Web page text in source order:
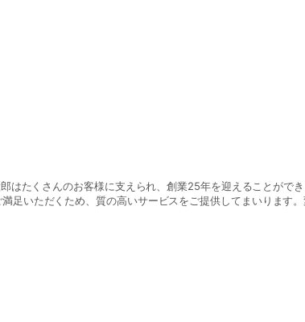
足いただくため、質の高いサービスをご提供してまいります